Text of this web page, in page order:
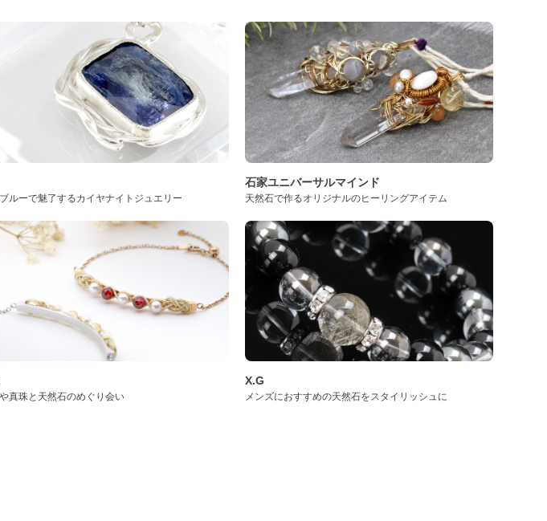
ルーで魅了するカイヤナイトジュエリー
石家ユニバーサルマインド
天然石で作るオリジナルのヒーリングアイテム
真珠と天然石のめぐり会い
X.G
メンズにおすすめの天然石をスタイリッシュに